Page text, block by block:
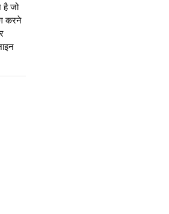
है जो
करने